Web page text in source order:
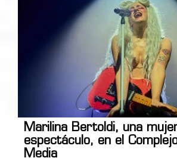
Marilina Bertoldi, una
espectáculo, en el
Media